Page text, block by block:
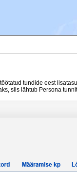
tundide eest
siis lähtub Persona